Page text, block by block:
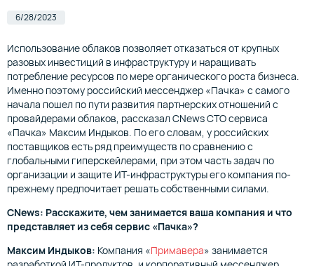
6/28/2023
Использование облаков позволяет отказаться от крупных
разовых инвестиций в инфраструктуру и наращивать
потребление ресурсов по мере органического роста бизнеса.
Именно поэтому российский мессенджер «Пачка» с самого
начала пошел по пути развития партнерских отношений с
провайдерами облаков, рассказал CNews СTO cервиса
«Пачка» Максим Индыков. По его словам, у российских
поставщиков есть ряд преимуществ по сравнению с
глобальными гиперскейлерами, при этом часть задач по
организации и защите ИТ-инфраструктуры его компания по-
прежнему предпочитает решать собственными силами.
CNews: Расскажите, чем занимается ваша компания и что
представляет из себя сервис «Пачка»?
Максим Индыков: Компания «Примавера» занимается